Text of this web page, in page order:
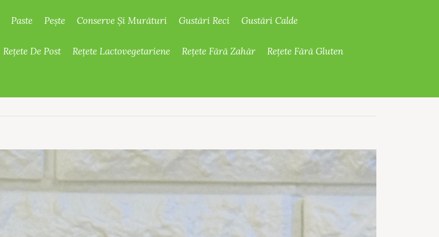
Paste Pește Conserve Și Murături Gustări Reci Gustări Calde
Rețete De Post Rețete Lactovegetariene Rețete Fără Zahăr Rețete Fără Gluten